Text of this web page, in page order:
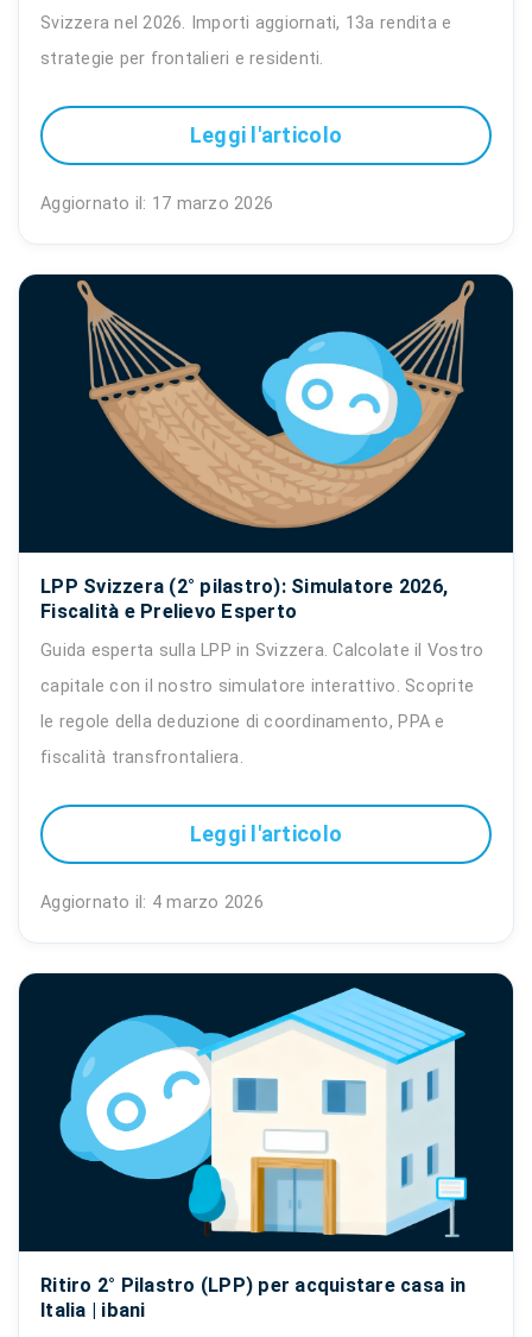
Svizzera nel 2026. Importi aggiornati, 13a rendita e
strategie per frontalieri e residenti.
Leggi l'articolo
Aggiornato il: 17 marzo 2026
LPP Svizzera (2° pilastro): Simulatore 2026,
Fiscalità e Prelievo Esperto
Guida esperta sulla LPP in Svizzera. Calcolate il Vostro
capitale con il nostro simulatore interattivo. Scoprite
le regole della deduzione di coordinamento, PPA e
fiscalità transfrontaliera.
Leggi l'articolo
Aggiornato il: 4 marzo 2026
Ritiro 2° Pilastro (LPP) per acquistare casa in
Italia | ibani